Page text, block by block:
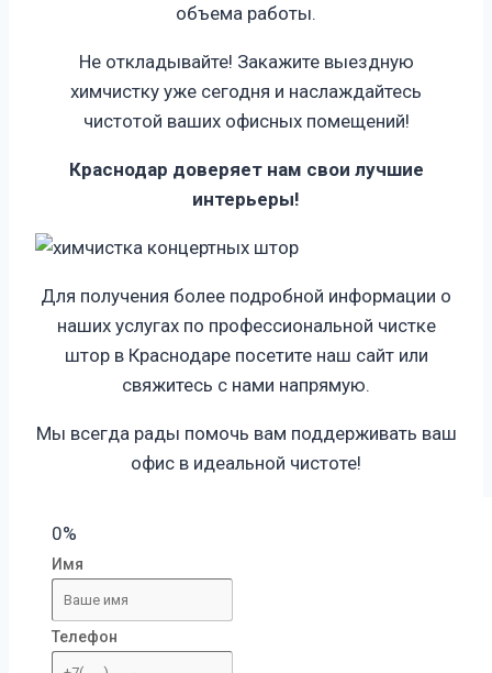
объема работы.
Не откладывайте! Закажите выездную
химчистку уже сегодня и наслаждайтесь
чистотой ваших офисных помещений!
Краснодар доверяет нам свои лучшие
интерьеры!
Для получения более подробной информации о
наших услугах по профессиональной чистке
штор в Краснодаре посетите наш сайт или
свяжитесь с нами напрямую.
Мы всегда рады помочь вам поддерживать ваш
офис в идеальной чистоте!
0%
Имя
Телефон